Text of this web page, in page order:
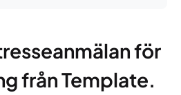
för
från Template.